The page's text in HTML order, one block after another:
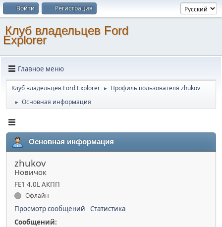
Войти Регистрация
Клуб владельцев Ford
Explorer
Главное меню
Клуб владельцев Ford Explorer ► Профиль пользователя zhukov
► Основная информация
Основная информация
zhukov
Новичок
FE1 4.0L АКПП
Офлайн
Просмотр сообщений
Статистика
Сообщений: